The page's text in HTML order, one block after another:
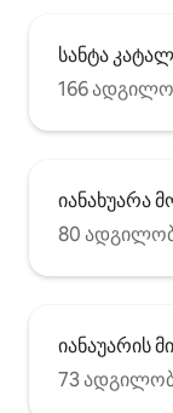
სანტა
166
იანახუარა
80
იანაუარის
73